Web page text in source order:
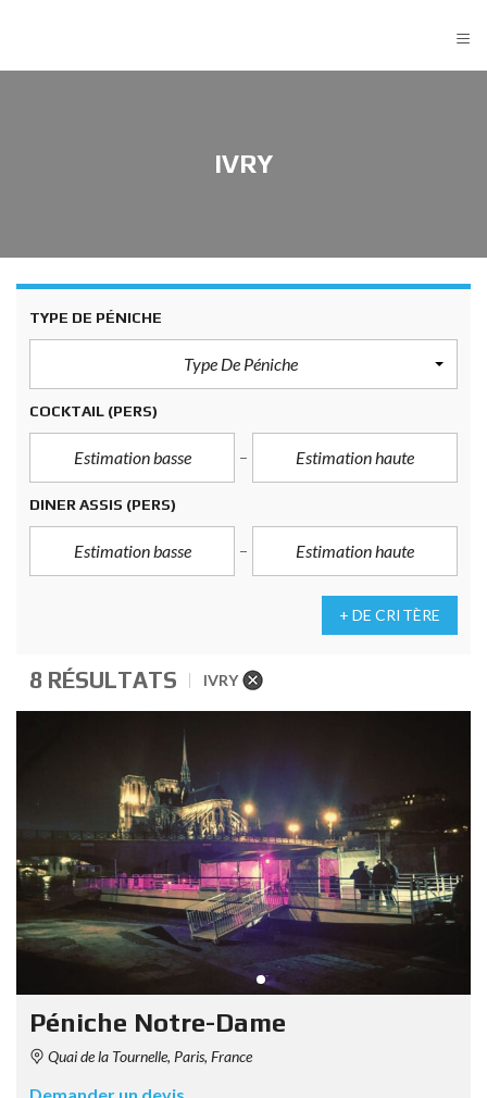
≡
IVRY
TYPE DE PÉNICHE
Type De Péniche
COCKTAIL (PERS)
DINER ASSIS (PERS)
+ DE CRITÈRE
8 RÉSULTATS IVRY
Péniche Notre-Dame
Quai de la Tournelle, Paris, France